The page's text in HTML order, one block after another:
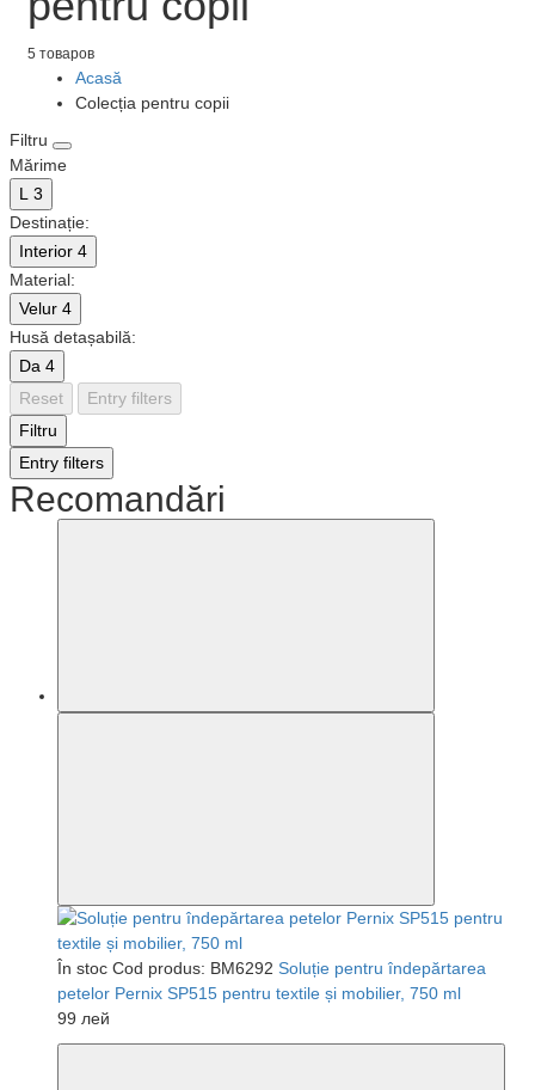
5 товаров
Acasă
Colecția pentru copii
Filtru
Mărime
L 3
Destinație:
Interior 4
Material:
Velur 4
Husă detașabilă:
Da 4
Reset
Entry filters
Filtru
Entry filters
Recomandări
În stoc Cod produs: BM6292 Soluție pentru îndepărtarea
petelor Pernix SP515 pentru textile și mobilier, 750 ml
99 лей